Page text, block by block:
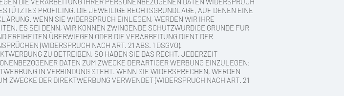
PROFILING. DIE JEWEILIGE RECHTSGRUNDLAGE, AUF DENEN EINE
WENN SIE WIDERSPRUCH EINLEGEN, WERDEN WIR IHRE
ES SEI DENN, WIR KÖNNEN ZWINGENDE SCHUTZWÜRDIGE GRÜNDE FÜR
FREIHEITEN ÜBERWIEGEN ODER DIE VERARBEITUNG DIENT DER
(WIDERSPRUCH NACH ART. 21 ABS. 1 DSGVO).
ZU BETREIBEN, SO HABEN SIE DAS RECHT, JEDERZEIT
DATEN ZUM ZWECKE DERARTIGER WERBUNG EINZULEGEN;
IN VERBINDUNG STEHT. WENN SIE WIDERSPRECHEN, WERDEN
ZWECKE DER DIREKTWERBUNG VERWENDET (WIDERSPRUCH NACH ART. 21